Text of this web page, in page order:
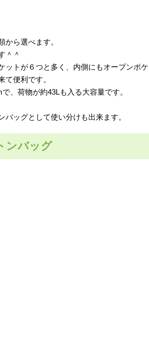
ら選べます。
＾＾
ットが６つと多く、内側にもオープンポケ
て便利です。
、荷物が約43Lも入る大容量です。
ッグとして使い分けも出来ます。
ンバッグ